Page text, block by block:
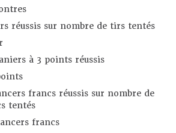
réussis sur nombre de tirs tentés
à 3 points réussis
francs réussis sur nombre de
tentés
francs